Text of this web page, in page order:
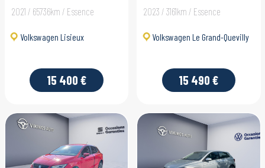
2021 / 65736km / Essence
Volkswagen Lisieux
15 400 €
2023 / 3161km / Essence
Volkswagen Le Grand-Quevilly
15 490 €